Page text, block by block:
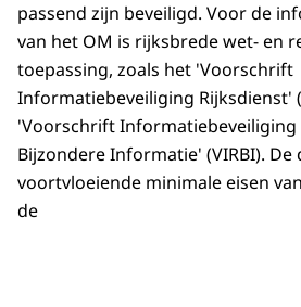
passend zijn beveiligd. Voor de
van het OM is rijksbrede wet- en
toepassing, zoals het 'Voorschrift
Informatiebeveiliging Rijksdienst'
'Voorschrift Informatiebeveiliging
Bijzondere Informatie' (VIRBI). De
voortvloeiende minimale eisen
de